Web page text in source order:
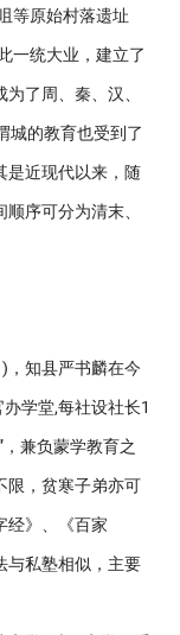
等原始村落遗址
一统大业，建立了
了周、秦、汉、
城的教育也受到了
是近现代以来，随
序可分为清末、
知县严书麟在今
学堂,每社设社长1
兼负蒙学教育之
限，贫寒子弟亦可
经》、《百家
与私塾相似，主要